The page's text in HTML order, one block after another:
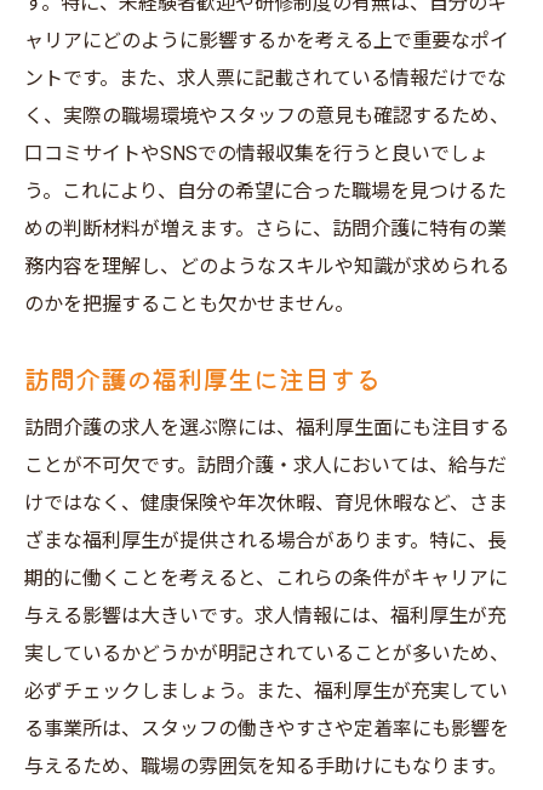
ャリアにどのように影響するかを考える上で重要なポイ
ントです。また、求人票に記載されている情報だけでな
く、実際の職場環境やスタッフの意見も確認するため、
口コミサイトやSNSでの情報収集を行うと良いでしょ
う。これにより、自分の希望に合った職場を見つけるた
めの判断材料が増えます。さらに、訪問介護に特有の業
務内容を理解し、どのようなスキルや知識が求められる
のかを把握することも欠かせません。
訪問介護の福利厚生に注目する
訪問介護の求人を選ぶ際には、福利厚生面にも注目する
ことが不可欠です。訪問介護・求人においては、給与だ
けではなく、健康保険や年次休暇、育児休暇など、さま
ざまな福利厚生が提供される場合があります。特に、長
期的に働くことを考えると、これらの条件がキャリアに
与える影響は大きいです。求人情報には、福利厚生が充
実しているかどうかが明記されていることが多いため、
必ずチェックしましょう。また、福利厚生が充実してい
る事業所は、スタッフの働きやすさや定着率にも影響を
与えるため、職場の雰囲気を知る手助けにもなります。